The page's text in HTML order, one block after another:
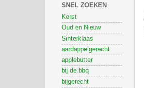
SNEL ZOEKEN
Kerst
Oud en Nieuw
Sinterklaas
aardappelgerecht
applebutter
bij de bbq
bijgerecht